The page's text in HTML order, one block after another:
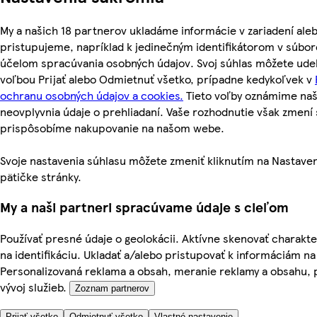
My a našich 18 partnerov ukladáme informácie v zariadení
pristupujeme, napríklad k jedinečným identifikátorom v
účelom spracúvania osobných údajov. Svoj súhlas môžete
voľbou Prijať alebo Odmietnuť všetko, prípadne kedykoľvek v
ochranu osobných údajov a cookies. Tieto voľby oznámime
neovplyvnia údaje o prehliadaní. Vaše rozhodnutie však zmení
prispôsobíme nakupovanie na našom webe.
Svoje nastavenia súhlasu môžete zmeniť kliknutím na
pätičke stránky.
My a naši partneri spracúvame údaje s cieľom
Používať presné údaje o geolokácii. Aktívne skenovať
na identifikáciu. Ukladať a/alebo pristupovať k informáciám
Personalizovaná reklama a obsah, meranie reklamy a
vývoj služieb.
Zoznam partnerov